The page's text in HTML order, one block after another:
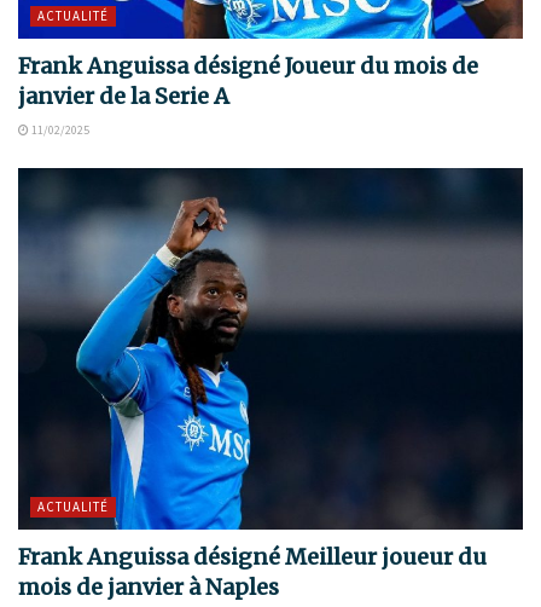
ACTUALITÉ
Frank Anguissa désigné Joueur du mois de
janvier de la Serie A
11/02/2025
ACTUALITÉ
Frank Anguissa désigné Meilleur joueur du
mois de janvier à Naples